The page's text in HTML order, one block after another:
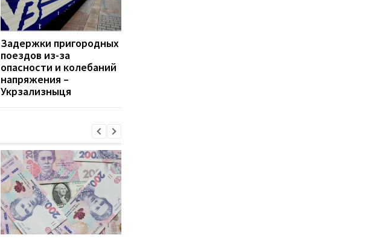
Задержки пригородных
поездов из-за
опасности и колебаний
напряжения –
Укрзализныця